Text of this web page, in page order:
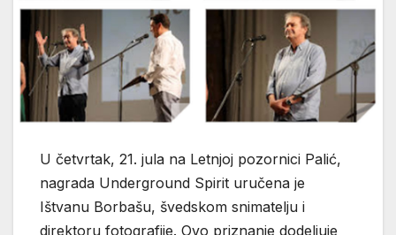
U četvrtak, 21. jula na Letnjoj pozornici Palić,
nagrada Underground Spirit uručena je
Ištvanu Borbašu, švedskom snimatelju i
direktoru fotografije. Ovo priznanje dodeljuje